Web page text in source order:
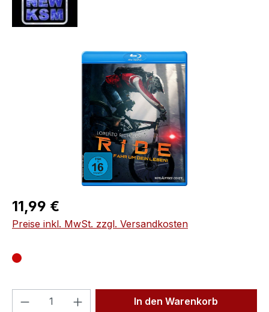
Bildergalerie überspringen
Regulärer Preis:
11,99 €
Preise inkl. MwSt. zzgl. Versandkosten
Produkt Anzahl: Gib denIn den Warenkorb